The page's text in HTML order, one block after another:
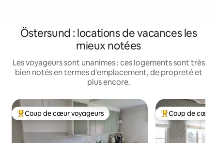
Östersund : locations de vacances les
mieux notées
Les voyageurs sont unanimes : ces logements sont très
bien notés en termes d'emplacement, de propreté et
plus encore.
Coups de cœur voyageurs les plus appréciés
Coup de cœur voyageurs Coups de cœur
Coup de cœur